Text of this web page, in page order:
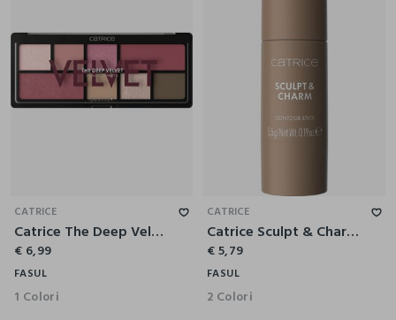
CATRICE
Catrice The Deep Velvet Palette Ombretti
€ 6,99
FASUL
1 Colori
CATRICE
Catrice Sculpt & Charm Contour Stick Viso 010
€ 5,79
FASUL
2 Colori